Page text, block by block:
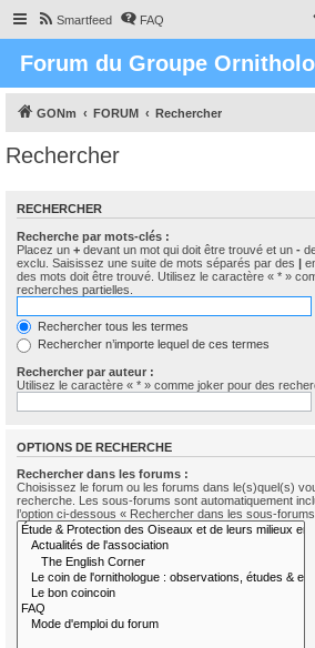
Smartfeed FAQ
Forum du Groupe
GONm FORUM Rechercher
Rechercher
RECHERCHER
Recherche par mots-clés :
Placez un + devant un mot qui doit être trouvé et un -
exclu. Saisissez une suite de mots séparés par des |
des mots doit être trouvé. Utilisez le caractère « * »
recherches partielles.
Rechercher tous les termes
Rechercher n’importe lequel de ces termes
Rechercher par auteur :
Utilisez le caractère « * » comme joker pour des
OPTIONS DE RECHERCHE
Rechercher dans les forums :
Choisissez le forum ou les forums dans le(s)quel(s)
recherche. Les sous-forums sont automatiquement
l’option ci-dessous « Rechercher dans les sous-forums